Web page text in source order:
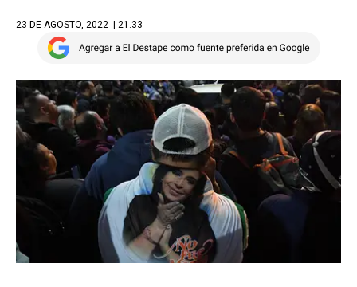
23 DE AGOSTO, 2022 | 21.33